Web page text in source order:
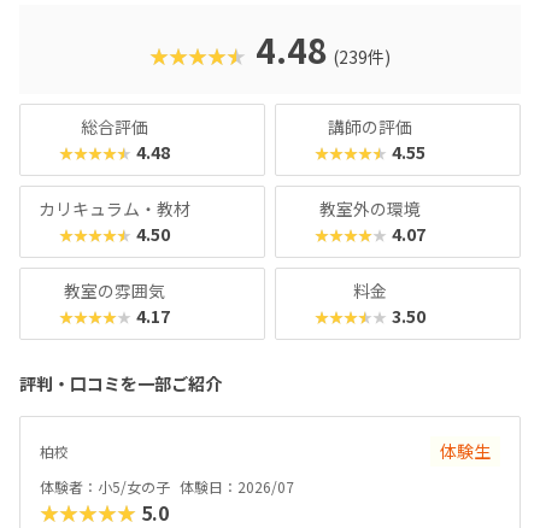
て、興味を持つか確かめたい」という保護者にもおすすめで
きます。Crefus/Kicksともに、カリキュラムがしっかりして
を検討する際は早めに下調べに動くのがおすすめです。
★★★★★ 4.48 (239件)
総合評価
★★★★★ 4.48
講師の評価
★★★★★ 4.55
カリキュラム・教材
★★★★★ 4.50
教室外の環境
★★★★★ 4.07
教室の雰囲気
★★★★★ 4.17
料金
★★★★★ 3.50
評判・口コミを一部ご紹介
柏校 体験生
体験者：小5/女の子 体験日：2026/07
★★★★★ 5.0